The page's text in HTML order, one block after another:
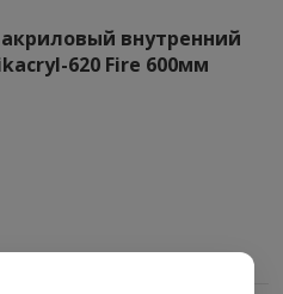
внутренний
620 Fire 600мм